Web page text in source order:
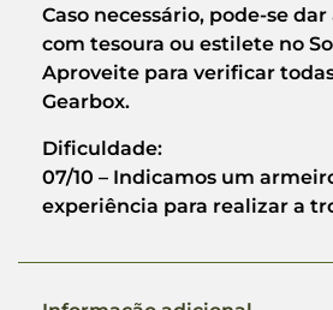
Caso necessário, pode-se
com tesoura ou estilete no
Aproveite para verificar
Gearbox.
Dificuldade:
07/10 – Indicamos um
experiência para realizar a